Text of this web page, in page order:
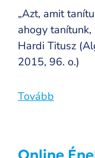
„Azt, amit
ahogy
Hardi Titusz
2015, 96. o.)
Tovább